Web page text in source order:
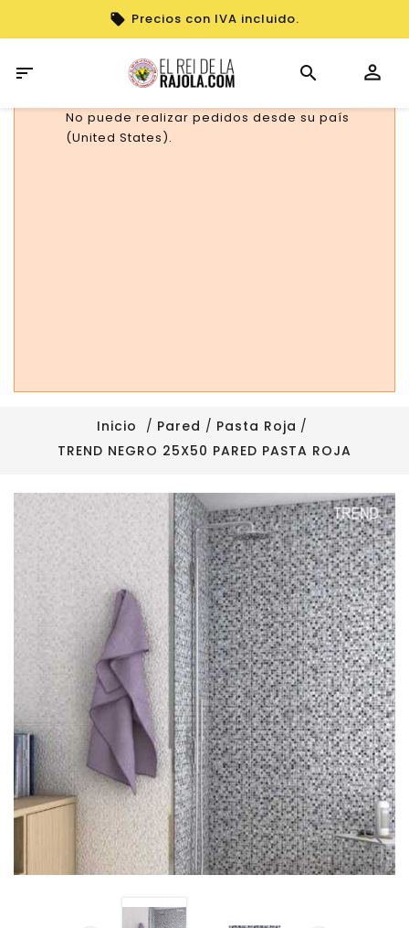
Precios con IVA incluido.

No puede realizar pedidos desde su país
(United States).
Inicio Pared
Pasta Roja
TREND NEGRO 25X50 PARED PASTA ROJA
search